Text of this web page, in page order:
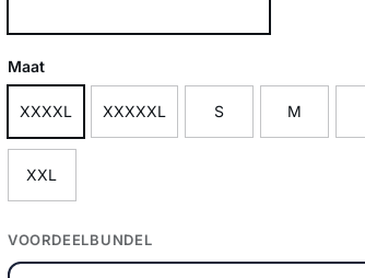
Maat
XXXXL XXXXXL S M
XXL
VOORDEELBUNDEL